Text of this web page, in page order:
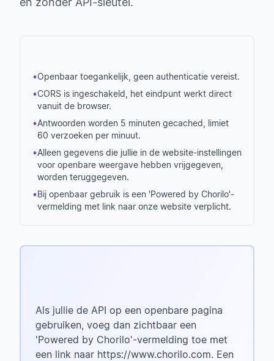
•Openbaar toegankelijk, geen authenticatie vereist.
•CORS is ingeschakeld, het eindpunt werkt direct
vanuit de browser.
•Antwoorden worden 5 minuten gecached, limiet
60 verzoeken per minuut.
•Alleen gegevens die jullie in de website-instellingen
voor openbare weergave hebben vrijgegeven,
worden teruggegeven.
•Bij openbaar gebruik is een 'Powered by Chorilo'-
vermelding met link naar onze website verplicht.
Als jullie de API op een openbare pagina
gebruiken, voeg dan zichtbaar een
'Powered by Chorilo'-vermelding toe met
een link naar https://www.chorilo.com. Een